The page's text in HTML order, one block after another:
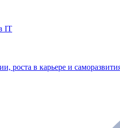
IT
роста в карьере и